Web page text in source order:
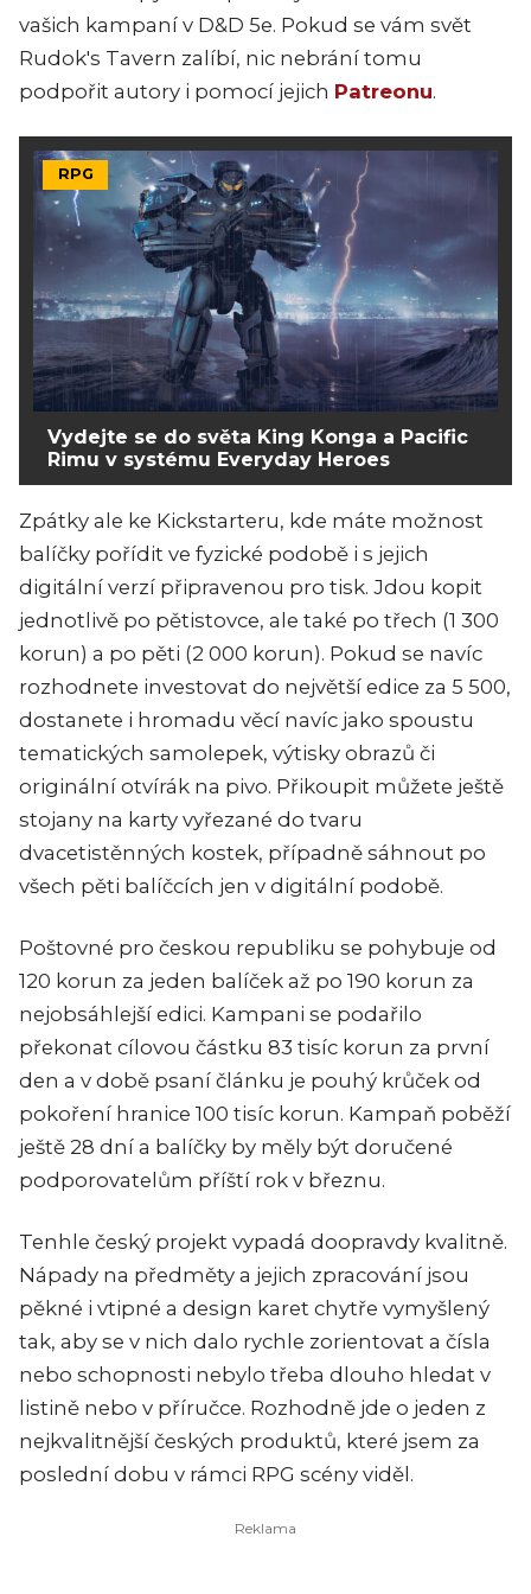
vašich kampaní v D&D 5e. Pokud se vám svět
Rudok's Tavern zalíbí, nic nebrání tomu
podpořit autory i pomocí jejich Patreonu.
RPG
Vydejte se do světa King Konga a Pacific
Rimu v systému Everyday Heroes
Zpátky ale ke Kickstarteru, kde máte možnost
balíčky pořídit ve fyzické podobě i s jejich
digitální verzí připravenou pro tisk. Jdou kopit
jednotlivě po pětistovce, ale také po třech (1 300
korun) a po pěti (2 000 korun). Pokud se navíc
rozhodnete investovat do největší edice za 5 500,
dostanete i hromadu věcí navíc jako spoustu
tematických samolepek, výtisky obrazů či
originální otvírák na pivo. Přikoupit můžete ještě
stojany na karty vyřezané do tvaru
dvacetistěnných kostek, případně sáhnout po
všech pěti balíčcích jen v digitální podobě.
Poštovné pro českou republiku se pohybuje od
120 korun za jeden balíček až po 190 korun za
nejobsáhlejší edici. Kampani se podařilo
překonat cílovou částku 83 tisíc korun za první
den a v době psaní článku je pouhý krůček od
pokoření hranice 100 tisíc korun. Kampaň poběží
ještě 28 dní a balíčky by měly být doručené
podporovatelům příští rok v březnu.
Tenhle český projekt vypadá doopravdy kvalitně.
Nápady na předměty a jejich zpracování jsou
pěkné i vtipné a design karet chytře vymyšlený
tak, aby se v nich dalo rychle zorientovat a čísla
nebo schopnosti nebylo třeba dlouho hledat v
listině nebo v příručce. Rozhodně jde o jeden z
nejkvalitnější českých produktů, které jsem za
poslední dobu v rámci RPG scény viděl.